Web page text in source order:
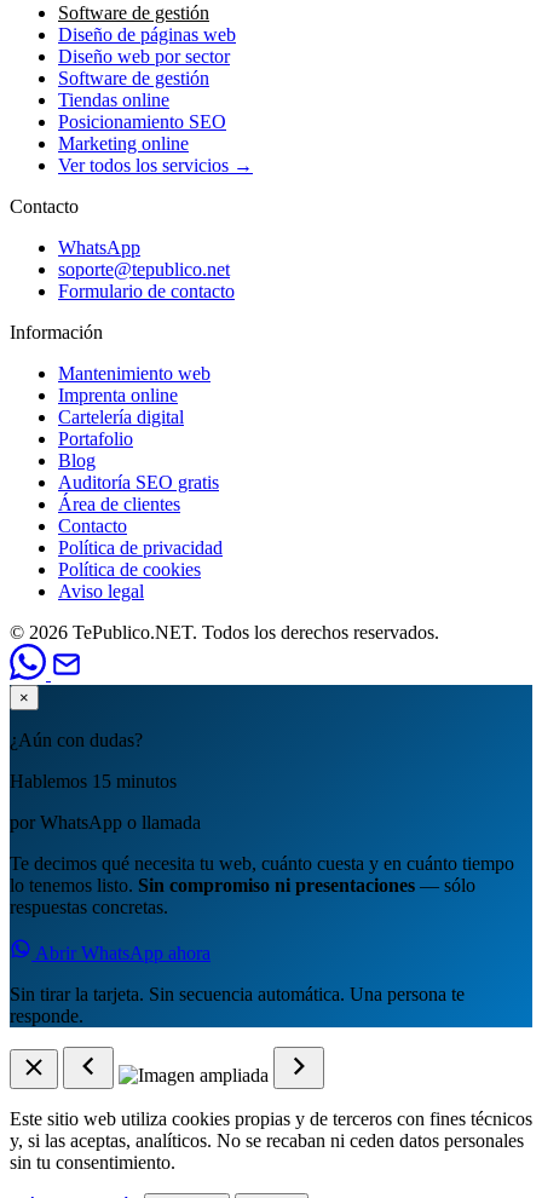
Software de gestión
Diseño de páginas web
Diseño web por sector
Software de gestión
Tiendas online
Posicionamiento SEO
Marketing online
Ver todos los servicios →
Contacto
WhatsApp
soporte@tepublico.net
Formulario de contacto
Información
Mantenimiento web
Imprenta online
Cartelería digital
Portafolio
Blog
Auditoría SEO gratis
Área de clientes
Contacto
Política de privacidad
Política de cookies
Aviso legal
© 2026 TePublico.NET. Todos los derechos reservados.
×
¿Aún con dudas?
Hablemos 15 minutos
por WhatsApp o llamada
Te decimos qué necesita tu web, cuánto cuesta y en cuánto tiempo
lo tenemos listo. Sin compromiso ni presentaciones — sólo
respuestas concretas.
Abrir WhatsApp ahora
Sin tirar la tarjeta. Sin secuencia automática. Una persona te
responde.
Este sitio web utiliza cookies propias y de terceros con fines técnicos
y, si las aceptas, analíticos. No se recaban ni ceden datos personales
sin tu consentimiento.